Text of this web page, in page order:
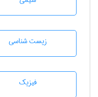
زيست شناسی
فیزیک